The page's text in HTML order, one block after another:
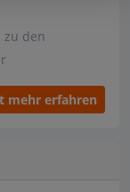
zu den
mehr erfahren